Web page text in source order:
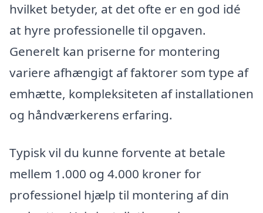
hvilket betyder, at det ofte er en god idé
at hyre professionelle til opgaven.
Generelt kan priserne for montering
variere afhængigt af faktorer som type af
emhætte, kompleksiteten af installationen
og håndværkerens erfaring.
Typisk vil du kunne forvente at betale
mellem 1.000 og 4.000 kroner for
professionel hjælp til montering af din